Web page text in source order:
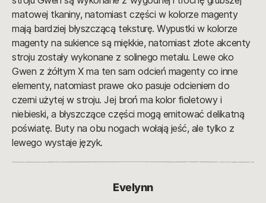
matowej tkaniny, natomiast części w kolorze magenty
mają bardziej błyszczącą teksturę. Wypustki w kolorze
magenty na sukience są miękkie, natomiast złote akcenty
stroju zostały wykonane z solinego metalu. Lewe oko
Gwen z żółtym X ma ten sam odcień magenty co inne
elementy, natomiast prawe oko pasuje odcieniem do
czerni użytej w stroju. Jej broń ma kolor fioletowy i
niebieski, a błyszczące części mogą emitować delikatną
poświatę. Buty na obu nogach wołają jeść, ale tylko z
lewego wystaje język.
Evelynn